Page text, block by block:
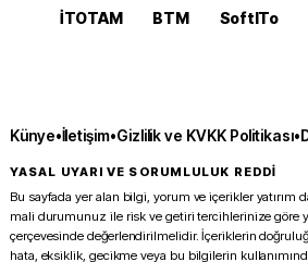
İTOTAM BTM SoftITo
Künye•İletişim•Gizlilik ve KVKK Politikası•
YASAL UYARI VE SORUMLULUK REDDİ
Bu sayfada yer alan bilgi, yorum ve içerikler yatırım
mali durumunuz ile risk ve getiri tercihlerinize göre
çerçevesinde değerlendirilmelidir. İçeriklerin
hata, eksiklik, gecikme veya bu bilgilerin